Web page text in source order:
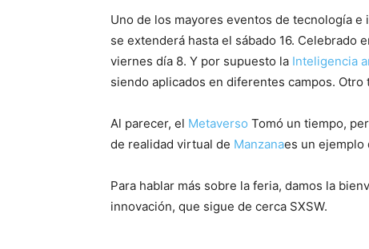
Uno de los mayores eventos de tecnología e
se extenderá hasta el sábado 16. Celebrado
viernes día 8. Y por supuesto la Inteligencia
siendo aplicados en diferentes campos.
Al parecer, el Metaverso Tomó un tiempo,
de realidad virtual de Manzanaes un ejemplo
Para hablar más sobre la feria, damos la
innovación, que sigue de cerca SXSW.